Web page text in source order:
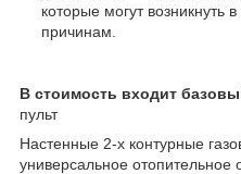
которые могут возникнуть
причинам.
В стоимость входит
пульт
Настенные 2-х контурные
универсальное